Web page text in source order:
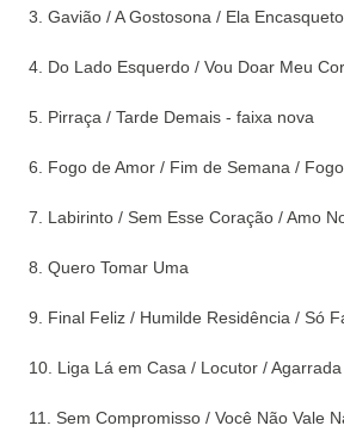
3. Gavião / A Gostosona / Ela
4. Do Lado Esquerdo / Vou Doar Meu
5. Pirraça / Tarde Demais - faixa nova
6. Fogo de Amor / Fim de Semana /
7. Labirinto / Sem Esse Coração / Amo
8. Quero Tomar Uma
9. Final Feliz / Humilde Residência / Só
10. Liga Lá em Casa / Locutor /
11. Sem Compromisso / Você Não Vale